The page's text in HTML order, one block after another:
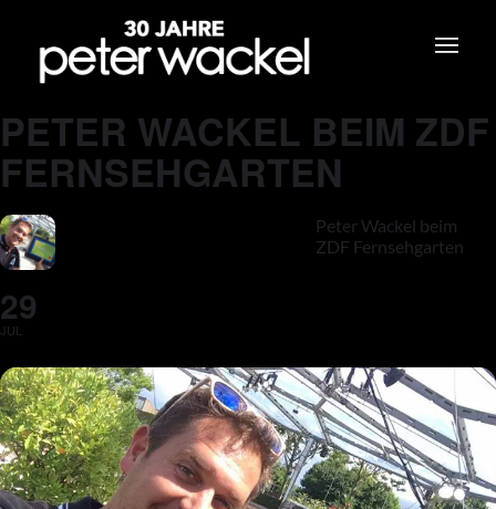
PETER WACKEL BEIM ZDF
FERNSEHGARTEN
29
JUL
Peter Wackel beim
ZDF Fernsehgarten